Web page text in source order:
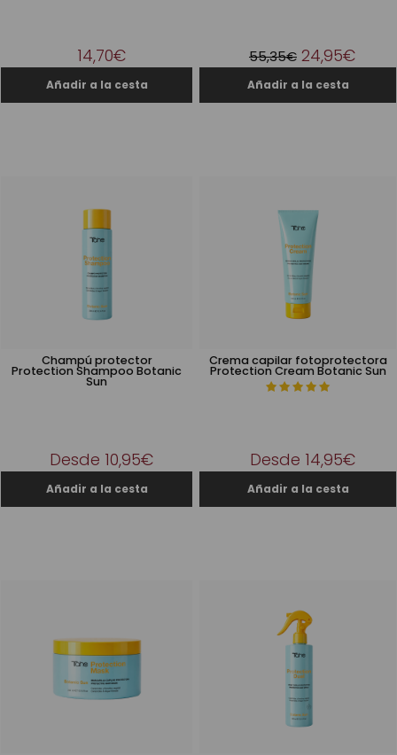
14,70€ 55,35€ 24,95€
Champú protector
Protection Shampoo Botanic
Sun
Desde 10,95€
Crema capilar fotoprotectora
Protection Cream Botanic Sun
Desde 14,95€